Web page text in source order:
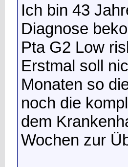
Ich bin 43
Diagnose
Pta G2 Low
Erstmal soll
Monaten so
noch die
dem
Wochen zur